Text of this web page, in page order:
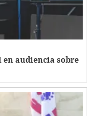
en audiencia sobre